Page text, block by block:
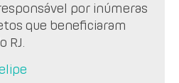
por inúmeras
que beneficiaram
RJ.